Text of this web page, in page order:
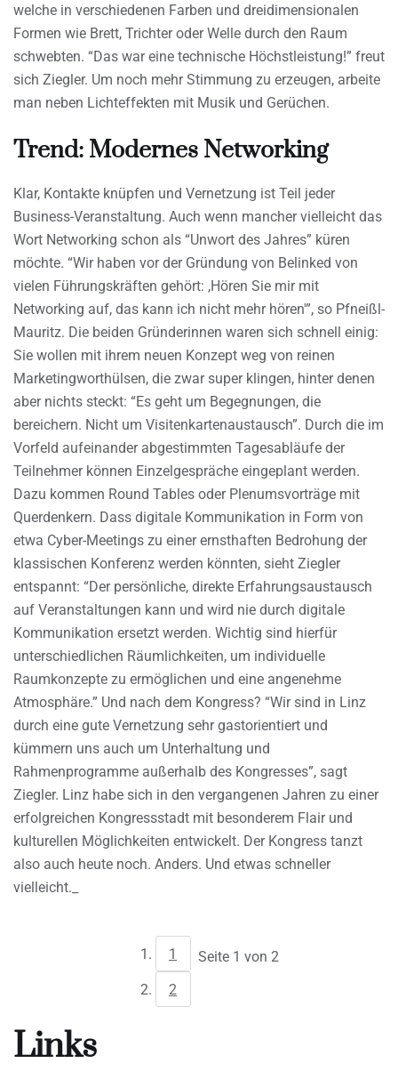
welche in verschiedenen Farben und dreidimensionalen
Formen wie Brett, Trichter oder Welle durch den Raum
schwebten. “Das war eine technische Höchstleistung!” freut
sich Ziegler. Um noch mehr Stimmung zu erzeugen, arbeite
man neben Lichteffekten mit Musik und Gerüchen.
Trend: Modernes Networking
Klar, Kontakte knüpfen und Vernetzung ist Teil jeder
Business-Veranstaltung. Auch wenn mancher vielleicht das
Wort Networking schon als “Unwort des Jahres” küren
möchte. “Wir haben vor der Gründung von Belinked von
vielen Führungskräften gehört: ,Hören Sie mir mit
Networking auf, das kann ich nicht mehr hören'”, so Pfneißl-
Mauritz. Die beiden Gründerinnen waren sich schnell einig:
Sie wollen mit ihrem neuen Konzept weg von reinen
Marketingworthülsen, die zwar super klingen, hinter denen
aber nichts steckt: “Es geht um Begegnungen, die
bereichern. Nicht um Visitenkartenaustausch”. Durch die im
Vorfeld aufeinander abgestimmten Tagesabläufe der
Teilnehmer können Einzelgespräche eingeplant werden.
Dazu kommen Round Tables oder Plenumsvorträge mit
Querdenkern. Dass digitale Kommunikation in Form von
etwa Cyber-Meetings zu einer ernsthaften Bedrohung der
klassischen Konferenz werden könnten, sieht Ziegler
entspannt: “Der persönliche, direkte Erfahrungsaustausch
auf Veranstaltungen kann und wird nie durch digitale
Kommunikation ersetzt werden. Wichtig sind hierfür
unterschiedlichen Räumlichkeiten, um individuelle
Raumkonzepte zu ermöglichen und eine angenehme
Atmosphäre.” Und nach dem Kongress? “Wir sind in Linz
durch eine gute Vernetzung sehr gastorientiert und
kümmern uns auch um Unterhaltung und
Rahmenprogramme außerhalb des Kongresses”, sagt
Ziegler. Linz habe sich in den vergangenen Jahren zu einer
erfolgreichen Kongressstadt mit besonderem Flair und
kulturellen Möglichkeiten entwickelt. Der Kongress tanzt
also auch heute noch. Anders. Und etwas schneller
vielleicht._
1
2
Seite 1 von 2
Links